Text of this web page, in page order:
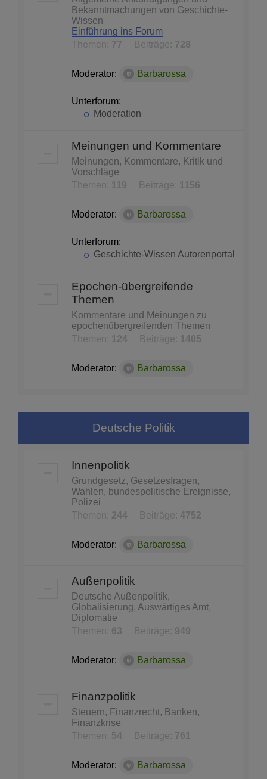
Bekanntmachungen von Geschichte-
Wissen
Einführung ins Forum
Themen: 77 Beiträge: 728
Moderator: Barbarossa
Unterforum:
Moderation
Meinungen und Kommentare
Meinungen, Kommentare, Kritik und
Vorschläge
Themen:
119 Beiträge: 1156
Moderator: Barbarossa
Unterforum:
Geschichte-Wissen Autorenportal
Epochen-übergreifende
Themen
Kommentare und Meinungen zu
epochenübergreifenden Themen
Themen:
124 Beiträge: 1405
Moderator: Barbarossa
Deutsche Politik
Innenpolitik
Grundgesetz, Gesetzesfragen,
Wahlen, bundespolitische Ereignisse,
Polizei
Themen: 244 Beiträge: 4752
Moderator: Barbarossa
Außenpolitik
Deutsche Außenpolitik,
Globalisierung, Auswärtiges Amt,
Diplomatie
Themen: 63 Beiträge: 949
Moderator: Barbarossa
Finanzpolitik
Steuern, Finanzrecht, Banken,
Finanzkrise
Themen: 54 Beiträge: 761
Moderator: Barbarossa